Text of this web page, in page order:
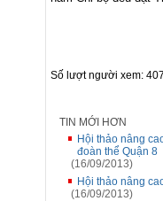
Số lượt người xem:
TIN MỚI HƠN
Hội thảo nâng
đoàn thể Quận 8
(16/09/2013)
Hội thảo nâng
(16/09/2013)